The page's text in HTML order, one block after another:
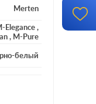
Merten
Elegance,
, M-Pure
белый